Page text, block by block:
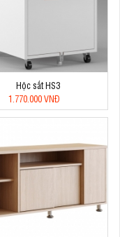
Hộc sắt HS3
1.770.000 VNĐ